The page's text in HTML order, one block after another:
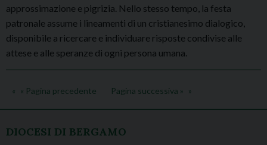
approssimazione e pigrizia. Nello stesso tempo, la festa
patronale assume i lineamenti di un cristianesimo dialogico,
disponibile a ricercare e individuare risposte condivise alle
attese e alle speranze di ogni persona umana.
« Pagina precedente Pagina successiva »
DIOCESI DI BERGAMO